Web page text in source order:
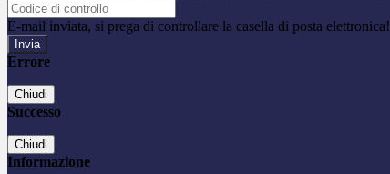
E-mail inviata, si prega di controllare la casella di posta elettronica!
Errore
Chiudi
Successo
Chiudi
Informazione